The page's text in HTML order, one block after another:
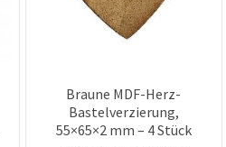
Braune MDF-Herz-
Bastelverzierung,
55×65×2 mm – 4 Stück